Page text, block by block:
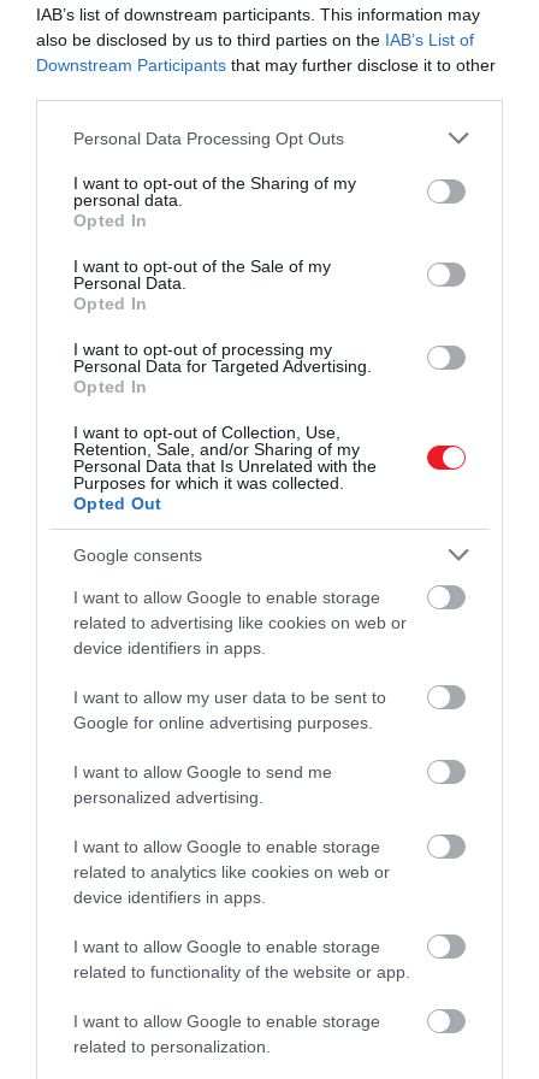
IAB’s list of downstream participants. This information may
also be disclosed by us to third parties on the IAB’s List of
Downstream Participants that may further disclose it to other
Please note that this website/app uses one or more Google
not limited to your visit or usage behaviour. You may click to
grant or deny consent to Google and its third-party tags to
use your data for below specified purposes in below Google
consent section.
Personal Data Processing Opt Outs
I want to opt-out of the Sharing of my
personal data.
Opted In
I want to opt-out of the Sale of my
Personal Data.
Opted In
I want to opt-out of processing my
Personal Data for Targeted Advertising.
Opted In
I want to opt-out of Collection, Use,
Retention, Sale, and/or Sharing of my
Personal Data that Is Unrelated with the
Purposes for which it was collected.
Opted Out
Google consents
I want to allow Google to enable storage
related to advertising like cookies on web or
device identifiers in apps.
I want to allow my user data to be sent to
Google for online advertising purposes.
I want to allow Google to send me
personalized advertising.
I want to allow Google to enable storage
related to analytics like cookies on web or
device identifiers in apps.
I want to allow Google to enable storage
related to functionality of the website or app.
I want to allow Google to enable storage
related to personalization.
Roadwork),A menekülő ember(Running Man)
végül pedig aSorvadj el!(Thinner).
ugrott meg a népszerűségük, amikor fény derült a
turpisságra.
Merthogy King végül lebukott. Egy
nevű washingtoni könyvesbolti eladó figyelt fel arra,
hogy milyen sok hasonlóság van Bachman és King
írói stílusa között. Gyanúját egy dokumentum is
megerősítette, amire a Kongresszusi Könyvtárban
bukkant rá: eszerint a kiadó Stephen Kinget jelölte
levelet írt a kiadónak, két hét múlva pedig maga
Stephen King hívta fel őt. Az író nem tagadott
semmit, sőt arra biztatta Brownt, hogy írjon egy
King aTortúra(Misery
megjelentetni.
Ezt is figyelmedbe ajánljuk:Ezért a 22
horrorfilmért rajong Stephen King
A Bachman-könyvek maradék példányait pillanatok
alatt elkapkodták King leghűségesebb rajongói és
alapvetően nem csalódtak kedvencükben – A
az író jobban sikerült regényei közé sorolandó.
Érdekes sorsa lett az első álnéven írt műnek, a
Rage-nek. A könyv egy iskolai merénylőről szól, aki
egy egész osztályt foglyul ejt. Mint tudjuk, az utóbbi